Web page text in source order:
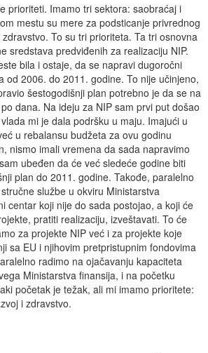
prioriteti. Imamo tri sektora: saobraćaj i
mestu su mere za podsticanje privrednog
To su tri prioriteta. Ta tri osnovna
sredstava predviđenih za realizaciju NIP.
bila i ostaje, da se napravi dugoročni
od 2006. do 2011. godine. To nije učinjeno,
šestogodišnji plan potrebno je da se na
dana. Na ideju za NIP sam prvi put došao
mi je dala podršku u maju. Imajući u
u rebalansu budžeta za ovu godinu
nismo imali vremena da sada napravimo
ubeđen da će već sledeće godine biti
plan do 2011. godine. Takođe, paralelno
službe u okviru Ministarstva
centar koji nije do sada postojao, a koji će
pratiti realizaciju, izveštavati. To će
za projekte NIP već i za projekte koje
sa EU i njihovim pretpristupnim fondovima
radimo na ojačavanju kapaciteta
Ministarstva finansija, i na početku
početak je težak, ali mi imamo prioritete:
i zdravstvo.